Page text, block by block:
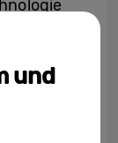
einem
und